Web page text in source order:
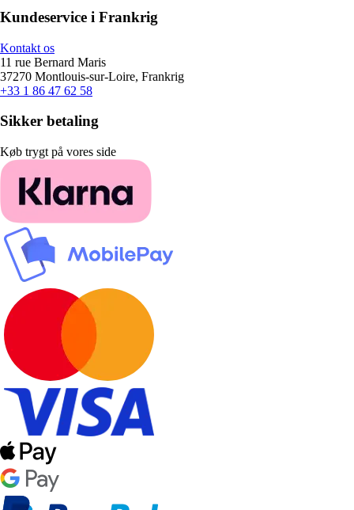
Kundeservice i Frankrig
Kontakt os
11 rue Bernard Maris
37270 Montlouis-sur-Loire, Frankrig
+33 1 86 47 62 58
Sikker betaling
Køb trygt på vores side